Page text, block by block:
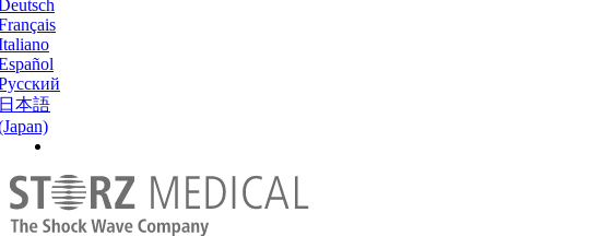
本語